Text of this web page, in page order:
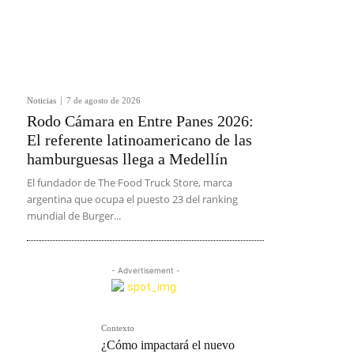
Noticias 7 de agosto de 2026
Rodo Cámara en Entre Panes 2026:
El referente latinoamericano de las
hamburguesas llega a Medellín
El fundador de The Food Truck Store, marca
argentina que ocupa el puesto 23 del ranking
mundial de Burger...
- Advertisement -
Contexto
¿Cómo impactará el nuevo